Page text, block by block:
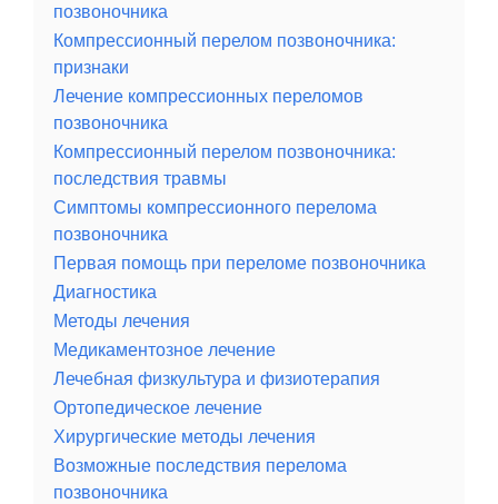
позвоночника
Компрессионный перелом позвоночника:
признаки
Лечение компрессионных переломов
позвоночника
Компрессионный перелом позвоночника:
последствия травмы
Симптомы компрессионного перелома
позвоночника
Первая помощь при переломе позвоночника
Диагностика
Методы лечения
Медикаментозное лечение
Лечебная физкультура и физиотерапия
Ортопедическое лечение
Хирургические методы лечения
Возможные последствия перелома
позвоночника